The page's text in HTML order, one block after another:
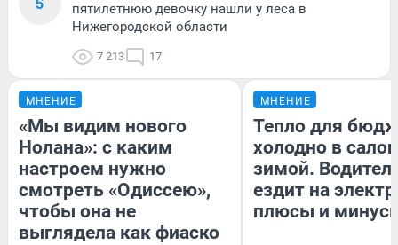
пятилетнюю девочку нашли у леса в
Нижегородской области
7 213 17
МНЕНИЕ
«Мы видим нового
Нолана»: с каким
настроем нужно
смотреть «Одиссею»,
чтобы она не
выглядела как фиаско
МНЕНИЕ
Тепло для
холодно в
зимой.
ездит на
плюсы и